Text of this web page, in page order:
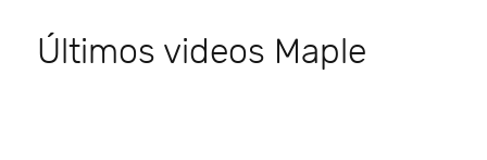
Últimos videos Maple